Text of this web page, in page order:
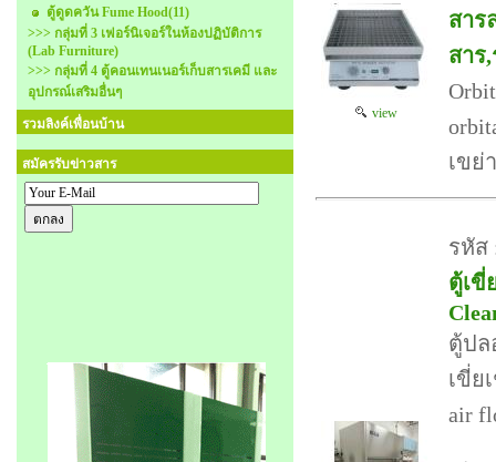
ตู้ดูดควัน Fume Hood(11)
>>> กลุ่มที่ 3 เฟอร์นิเจอร์ในห้องปฏิบัติการ
(Lab Furniture)
>>> กลุ่มที่ 4 ตู้คอนเทนเนอร์เก็บสารเคมี และ
อุปกรณ์เสริมอื่นๆ
รวมลิงค์เพื่อนบ้าน
สมัครรับข่าวสาร
view
สาร
สาร
เขย่
รหัส
ตู้เขี่
ตู้ปล
เขี่ย
air